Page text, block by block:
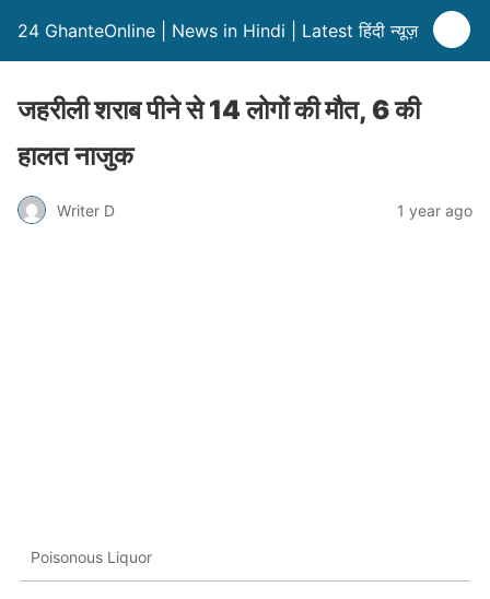
24 GhanteOnline | News in Hindi | Latest हिंदी न्यूज़
जहरीली शराब पीने से 14 लोगों की मौत, 6 की
हालत नाजुक
Writer D 1 year ago
Poisonous Liquor